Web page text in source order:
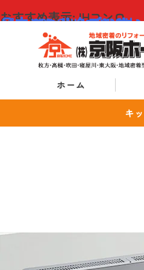
to
ホーム
キ
おすすめ表示:IHコンロ
パナソニック Kシリ
日立 Nシリーズ IHコ
日立 Mシリーズ IHコ
日立 32AG IHコンロ
パナソニック XJシリ
パナソニック Yシリ
パナソニック Lシリ
パナソニック Bシリ
パナソニック Aシリ